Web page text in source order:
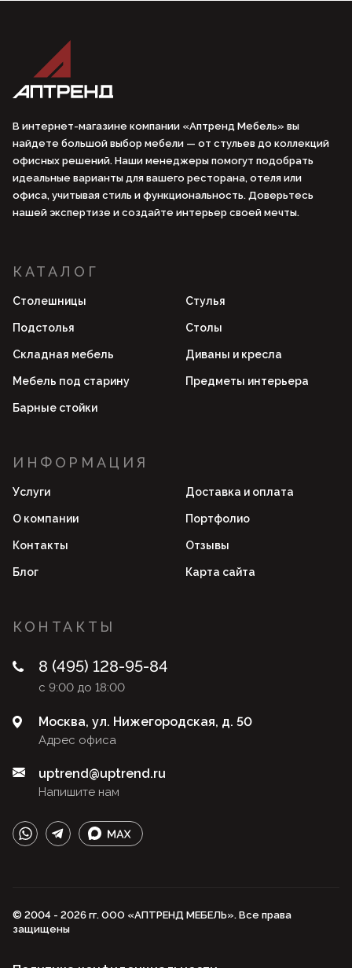
В интернет-магазине компании «Аптренд Мебель» вы
найдете большой выбор мебели — от стульев до коллекций
офисных решений. Наши менеджеры помогут подобрать
идеальные варианты для вашего ресторана, отеля или
офиса, учитывая стиль и функциональность. Доверьтесь
нашей экспертизе и создайте интерьер своей мечты.
КАТАЛОГ
Столешницы Стулья
Подстолья Столы
Складная мебель Диваны и кресла
Мебель под старину Предметы интерьера
Барные стойки
ИНФОРМАЦИЯ
Услуги Доставка и оплата
О компании Портфолио
Контакты Отзывы
Блог Карта сайта
КОНТАКТЫ
8 (495) 128-95-84
с 9:00 до 18:00
Адрес офиса
Москва, ул. Нижегородская, д. 50
Напишите нам
uptrend@uptrend.ru
© 2004 - 2026 гг. ООО «АПТРЕНД МЕБЕЛЬ». Все права
защищены